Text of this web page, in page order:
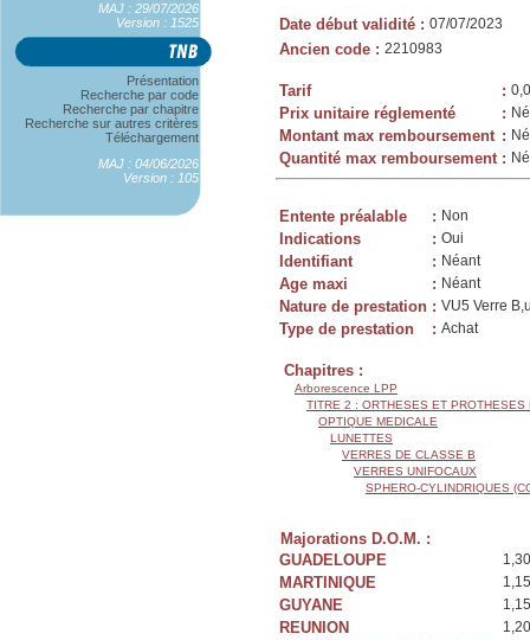
MAJ : 29/07/2026
Version : 1525
Présentation
Recherche par code
Recherche par chapitre
Recherche sur autres critères
Téléchargement
MAJ : 04/06/2026
Version : 105
Date début validité : 07/07/2023
Ancien code : 2210983
Tarif :
Prix unitaire réglementé :
Montant max remboursement :
Quantité max remboursement :
Entente préalable : Non
Indications : Oui
Identifiant : Néant
Age maxi : Néant
Nature de prestation : VU5 Verre
Type de prestation : Achat
Chapitres :
Arborescence LPP
TITRE 2 : ORTHESES ET PROTHESES
OPTIQUE MEDICALE
LUNETTES
VERRES DE CLASSE B
VERRES UNIFOCAUX
SPHERO-CYLINDRIQUES
Majorations D.O.M. :
GUADELOUPE
MARTINIQUE
GUYANE
REUNION